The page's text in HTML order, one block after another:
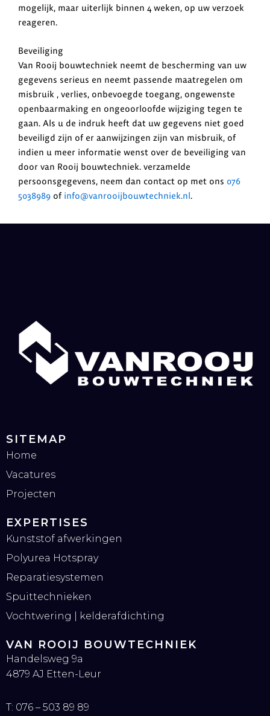
mogelijk, maar uiterlijk binnen 4 weken, op uw verzoek
reageren.
Beveiliging
Van Rooij bouwtechniek neemt de bescherming van uw
gegevens serieus en neemt passende maatregelen om
misbruik , verlies, onbevoegde toegang, ongewenste
openbaarmaking en ongeoorloofde wijziging tegen te
gaan. Als u de indruk heeft dat uw gegevens niet goed
beveiligd zijn of er aanwijzingen zijn van misbruik, of
indien u meer informatie wenst over de beveiliging van
door van Rooij bouwtechniek. verzamelde
persoonsgegevens, neem dan contact op met ons 076
5038989 of info@vanrooijbouwtechniek.nl.
SITEMAP
Home
Vacatures
Projecten
EXPERTISES
Kunststof afwerkingen
Polyurea Hotspray
Reparatiesystemen
Spuittechnieken
Vochtwering | kelderafdichting
VAN ROOIJ BOUWTECHNIEK
Handelsweg 9a
4879 AJ Etten-Leur
T: 076 – 503 89 89